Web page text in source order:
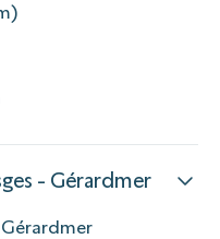
- Gérardmer
Gérardmer